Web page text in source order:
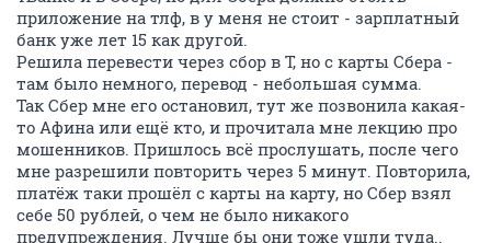
приложение на тлф, в у меня не стоит - зарплатный
банк уже лет 15 как другой.
Решила перевести через сбор в Т, но с карты Сбера -
там было немного, перевод - небольшая сумма.
Так Сбер мне его остановил, тут же позвонила какая-
то Афина или ещё кто, и прочитала мне лекцию про
мошенников. Пришлось всё прослушать, после чего
мне разрешили повторить через 5 минут. Повторила,
платёж таки прошёл с карты на карту, но Сбер взял
себе 50 рублей, о чем не было никакого
предупреждения. Лучше бы они тоже ушли туда..